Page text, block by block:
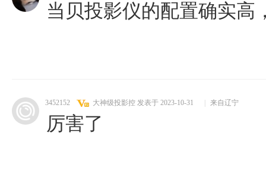
当贝投影仪的配置确实高
3452152 大神级投影控 发表于 2023-10-31 来自辽宁
厉害了